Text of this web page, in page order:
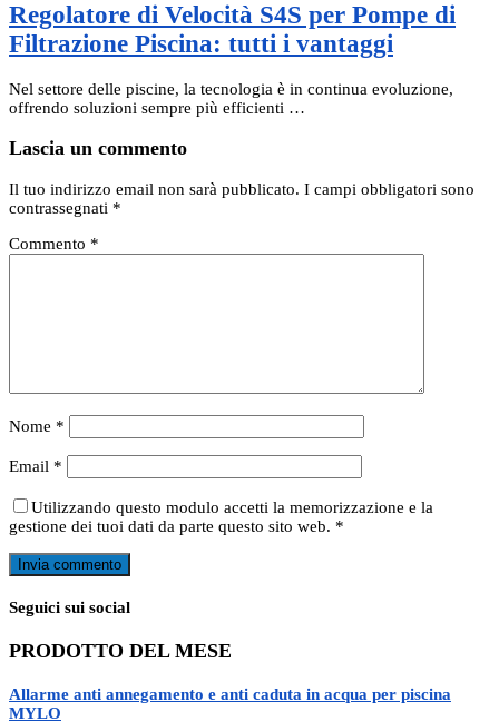
Regolatore di Velocità S4S per Pompe di
Filtrazione Piscina: tutti i vantaggi
Nel settore delle piscine, la tecnologia è in continua evoluzione,
offrendo soluzioni sempre più efficienti …
Lascia un commento
Il tuo indirizzo email non sarà pubblicato. I campi obbligatori sono
contrassegnati *
Commento *
Nome *
Email *
Utilizzando questo modulo accetti la memorizzazione e la
gestione dei tuoi dati da parte questo sito web. *
Seguici sui social
PRODOTTO DEL MESE
Allarme anti annegamento e anti caduta in acqua per piscina
MYLO